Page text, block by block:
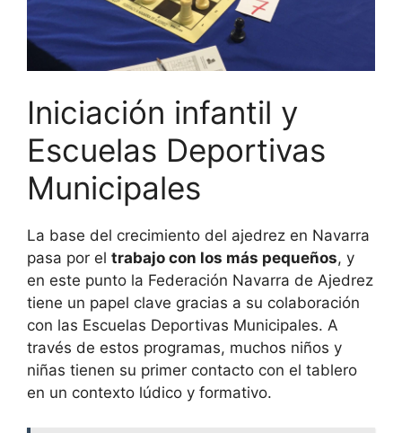
Iniciación infantil y
Escuelas Deportivas
Municipales
La base del crecimiento del ajedrez en Navarra
pasa por el trabajo con los más pequeños, y
en este punto la Federación Navarra de Ajedrez
tiene un papel clave gracias a su colaboración
con las Escuelas Deportivas Municipales. A
través de estos programas, muchos niños y
niñas tienen su primer contacto con el tablero
en un contexto lúdico y formativo.